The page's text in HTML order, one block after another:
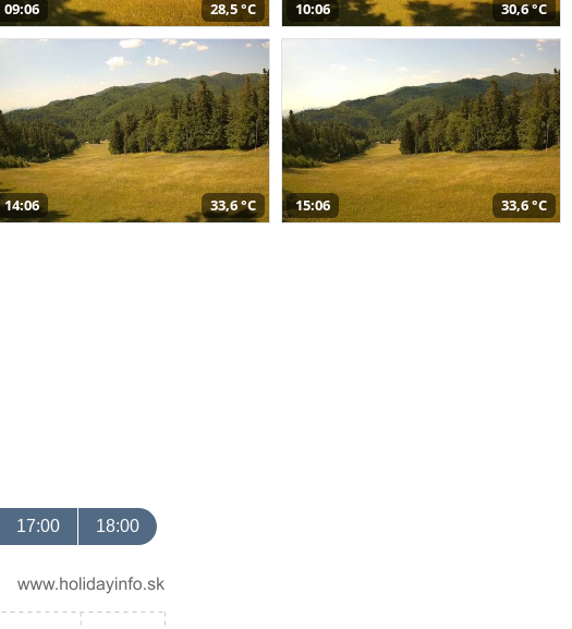
09:06 28,5 °C 10:06 30,6 °C
14:06 33,6 °C 15:06 33,6 °C
17:00 18:00